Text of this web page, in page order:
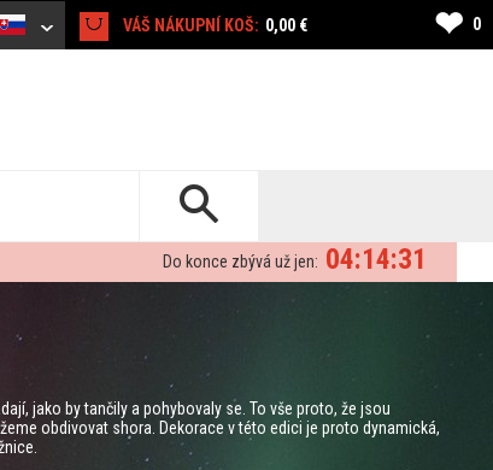
VÁŠ NÁKUPNÍ KOŠ: 0,00 € ❤ 0
04:14:30
Do konce zbývá už jen:
jako by tančily a pohybovaly se. To vše proto, že jsou
obdivovat shora. Dekorace v této edici je proto dynamická,